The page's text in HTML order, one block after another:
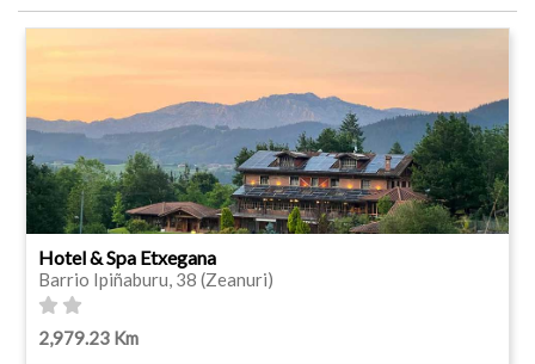
Hotel & Spa Etxegana
Barrio Ipiñaburu, 38 (Zeanuri)
2,979.23 Km